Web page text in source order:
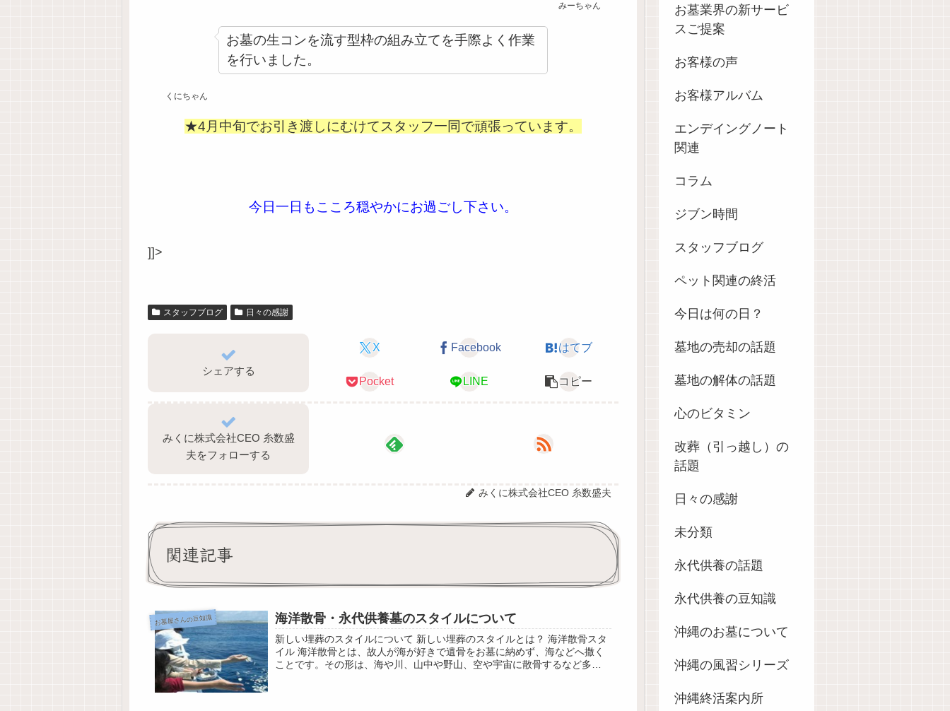
みーちゃん
くにちゃん
お墓の生コンを流す型枠の組み立てを手際よく作業
を行いました。
★4月中旬でお引き渡しにむけてスタッフ一同で頑張っています。
今日一日もこころ穏やかにお過ごし下さい。
]]>
スタッフブログ 日々の感謝
シェアする
X Facebook はてブ
Pocket LINE コピー
みくに株式会社CEO 糸数盛
夫をフォローする
みくに株式会社CEO 糸数盛夫
関連記事
お墓屋さんの豆知識 海洋散骨・永代供養墓のスタイルについて
新しい埋葬のスタイルについて 新しい埋葬のスタイルとは？ 海洋散骨スタ
イル 海洋散骨とは、故人が海が好きで遺骨をお墓に納めず、海などへ撒く
ことです。その形は、海や川、山中や野山、空や宇宙に散骨するなど多様
お墓業界の新サービ
スご提案
お客様の声
お客様アルバム
エンデイングノート
関連
コラム
ジブン時間
スタッフブログ
ペット関連の終活
今日は何の日？
墓地の売却の話題
墓地の解体の話題
心のビタミン
改葬（引っ越し）の
話題
日々の感謝
未分類
永代供養の話題
永代供養の豆知識
沖縄のお墓について
沖縄の風習シリーズ
沖縄終活案内所